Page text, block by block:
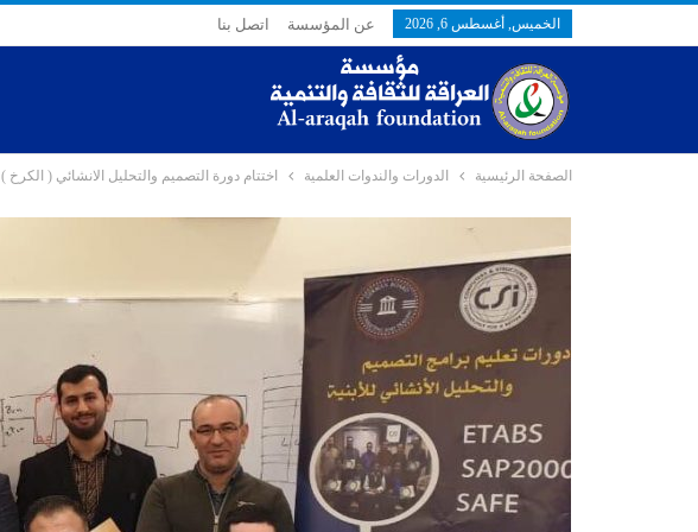
الخميس, أغسطس 6, 2026 عن المؤسسة اتصل بنا
الصفحة الرئيسية الدورات والندوات العلمية اختتام دورة التصميم والتحليل الانشائي ( الكرخ )